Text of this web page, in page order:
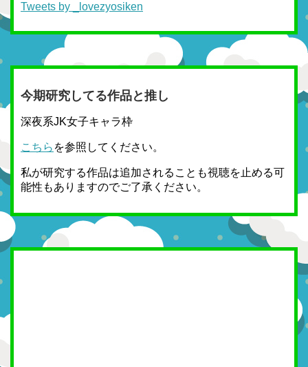
Tweets by _lovezyosiken
今期研究してる作品と推し
深夜系JK女子キャラ枠
こちら を参照してください。
私が研究する作品は追加されることも視聴を止める可
能性もありますのでご了承ください。